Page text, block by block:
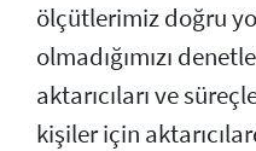
ölçütlerimiz doğru
olmadığımızı
aktarıcıları ve
kişiler için